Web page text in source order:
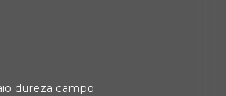
dureza campo